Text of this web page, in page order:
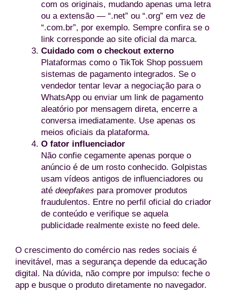
com os originais, mudando apenas uma letra
ou a extensão — “.net” ou “.org” em vez de
“.com.br”, por exemplo. Sempre confira se o
link corresponde ao site oficial da marca.
Cuidado com o checkout externo
Plataformas como o TikTok Shop possuem
sistemas de pagamento integrados. Se o
vendedor tentar levar a negociação para o
WhatsApp ou enviar um link de pagamento
aleatório por mensagem direta, encerre a
conversa imediatamente. Use apenas os
meios oficiais da plataforma.
O fator influenciador
Não confie cegamente apenas porque o
anúncio é de um rosto conhecido. Golpistas
usam vídeos antigos de influenciadores ou
até deepfakes para promover produtos
fraudulentos. Entre no perfil oficial do criador
de conteúdo e verifique se aquela
publicidade realmente existe no feed dele.
O crescimento do comércio nas redes sociais é
inevitável, mas a segurança depende da educação
digital. Na dúvida, não compre por impulso: feche o
app e busque o produto diretamente no navegador.